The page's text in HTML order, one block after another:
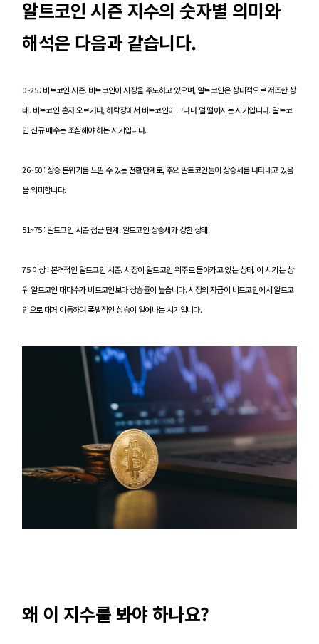
알트코인 시즌 지수의 숫자별 의미와
해석은 다음과 같습니다.
0~25 : 비트코인 시즌. 비트코인이 시장을 주도하고 있으며, 알트코인은 상대적으로 저조한 상
태. 비트코인 혼자 오르거나, 하락장에서 비트코인이 그나마 덜 떨어지는 시기입니다. 알트코
인 신규 매수는 조심해야 하는 시기입니다.
26~50 : 상승 분위기를 느낄 수 있는 전환단계로, 주요 알트코인들이 상승세를 나타내고 있음
을 의미합니다.
51~75 : 알트코인 시즌 접근 단계. 알트코인 상승세가 강한 상태.
75 이상 : 본격적인 알트코인 시즌. 시장이 알트코인 위주로 돌아가고 있는 상태. 이 시기는 상
위 알트코인 대다수가 비트코인보다 상승률이 높습니다. 시장의 자금이 비트코인에서 알트코
인으로 대거 이동하여 폭발적인 상승이 일어나는 시기입니다.
왜 이 지수를 봐야 하나요?